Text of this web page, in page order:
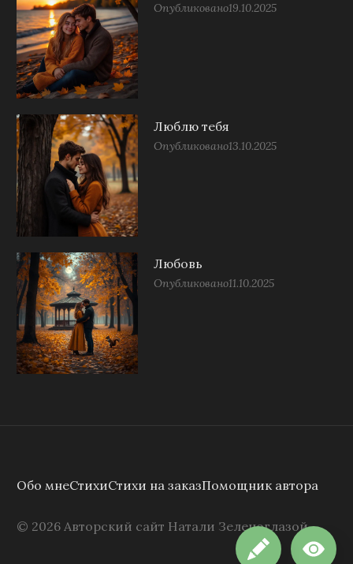
Опубликовано19.10.2025
Люблю тебя
Опубликовано13.10.2025
Любовь
Опубликовано11.10.2025
Обо мнеСтихиСтихи на заказПомощник автора
© 2026 Авторский сайт Натали Зеленоглазой